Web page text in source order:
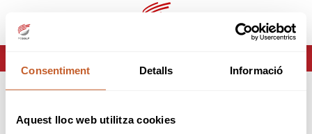
Consentiment Detalls Informació
Aquest lloc web utilitza cookies
es ca
Página no encontrada